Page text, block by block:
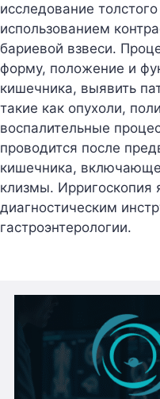
исследование
использованием
бариевой взвеси.
форму, положение и
кишечника, выявить
такие как опухоли,
воспалительные
проводится после
кишечника,
клизмы.
диагностическим
гастроэнтерологии.